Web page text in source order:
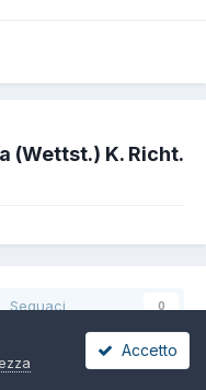
(Wettst.) K. Richt.
Seguaci 0
Accetto